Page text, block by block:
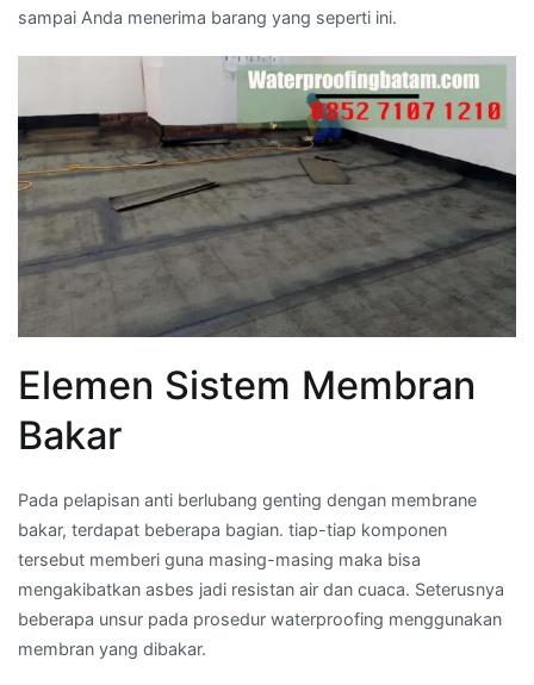
sampai Anda menerima barang yang seperti ini.
Elemen Sistem Membran
Bakar
Pada pelapisan anti berlubang genting dengan membrane
bakar, terdapat beberapa bagian. tiap-tiap komponen
tersebut memberi guna masing-masing maka bisa
mengakibatkan asbes jadi resistan air dan cuaca. Seterusnya
beberapa unsur pada prosedur waterproofing menggunakan
membran yang dibakar.